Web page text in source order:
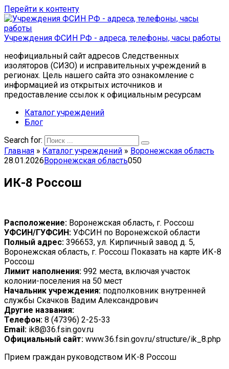
Перейти к контенту
Учреждения ФСИН РФ - адреса, телефоны, часы работы
неофициальный сайт адресов Следственных
изоляторов (СИЗО) и исправительных учреждений в
регионах. Цель нашего сайта это ознакомление с
информацией из открытых источников и
предоставление ссылок к официальным ресурсам
Каталог учреждений
Блог
Search for:
Главная » Каталог учреждений » Воронежская область
28.01.2026Воронежская область050
ИК-8 Россош
Расположение: Воронежская область, г. Россош
УФСИН/ГУФСИН: УФСИН по Воронежской области
Полный адрес: 396653, ул. Кирпичный завод д. 5,
Воронежская область, г. Россош Показать на карте ИК-8
Россош
Лимит наполнения: 992 места, включая участок
колонии-поселения на 50 мест
Начальник учреждения: подполковник внутренней
службы Скачков Вадим Александрович
Другие названия:
Телефон: 8 (47396) 2-25-33
Email: ik8@36.fsin.gov.ru
Официальный сайт: www.36.fsin.gov.ru/structure/ik_8.php
Прием граждан руководством ИК-8 Россош